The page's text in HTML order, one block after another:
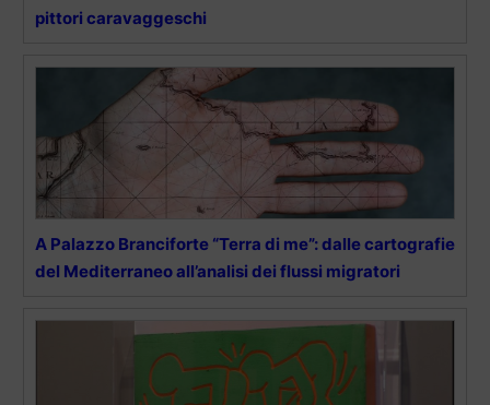
pittori caravaggeschi
A Palazzo Branciforte “Terra di me”: dalle cartografie
del Mediterraneo all’analisi dei flussi migratori